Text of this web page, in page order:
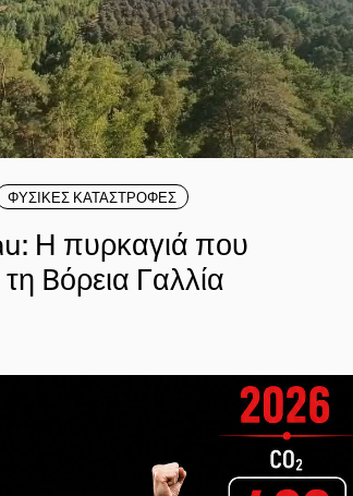
ΦΥΣΙΚΕΣ ΚΑΤΑΣΤΡΟΦΕΣ
Η πυρκαγιά που
Bόρεια Γαλλία